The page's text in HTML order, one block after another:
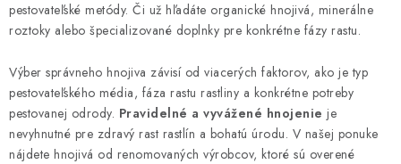
pestovateľské metódy. Či už hľadáte organické hnojivá, minerálne
roztoky alebo špecializované doplnky pre konkrétne fázy rastu.
Výber správneho hnojiva závisí od viacerých faktorov, ako je typ
pestovateľského média, fáza rastu rastliny a konkrétne potreby
pestovanej odrody. Pravidelné a vyvážené hnojenie je
nevyhnutné pre zdravý rast rastlín a bohatú úrodu. V našej ponuke
nájdete hnojivá od renomovaných výrobcov, ktoré sú overené